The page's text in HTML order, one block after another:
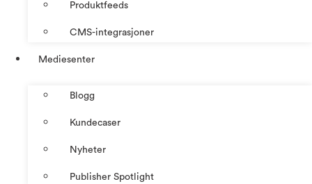
Produktfeeds
CMS-integrasjoner
Mediesenter
Blogg
Kundecaser
Nyheter
Publisher Spotlight